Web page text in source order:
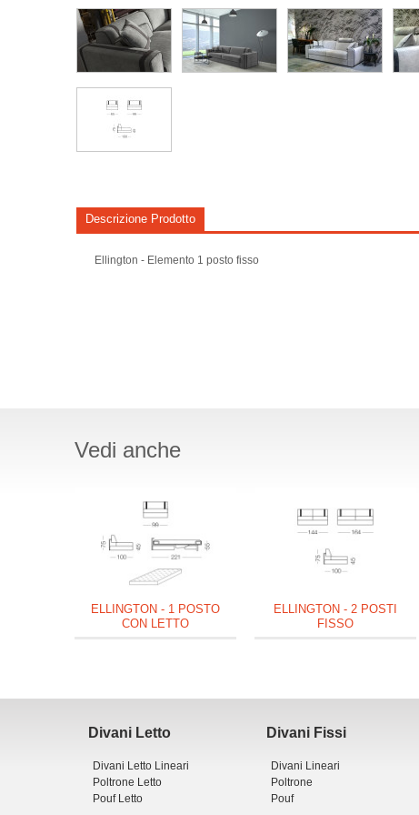
Descrizione Prodotto
Ellington - Elemento 1 posto fisso
Vedi anche
ELLINGTON - 1 POSTO
CON LETTO
ELLINGTON - 2 POSTI
FISSO
Divani Letto
Divani Letto Lineari
Poltrone Letto
Pouf Letto
Divani Fissi
Divani Lineari
Poltrone
Pouf